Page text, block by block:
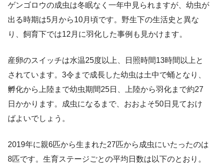
ゲンゴロウの成虫は冬眠なく一年中見られますが、幼虫が
出る時期は5月から10月頃です。野生下の生活史と異な
り、飼育下では12月に羽化した事例も見かけます。
産卵のスイッチは水温25度以上、日照時間13時間以上と
されています。3令まで成長した幼虫は土中で蛹となり、
孵化から上陸まで幼虫期間25日、上陸から羽化まで約27
日かかります。成虫になるまで、おおよそ50日見ておけ
ばよいでしょう。
2019年に親6匹から生まれた27匹から成虫にいたったのは
8匹です。生育ステージごとの平均日数は以下のとおり。